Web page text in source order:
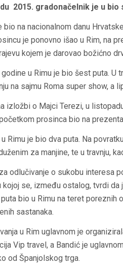
2015. gradonačelnik je u bio
bio na nacionalnom danu
je ponovno išao u Rim, na
kojem je darovao božićno
u Rimu je bio šest puta. U
na sajmu Roma super show, a
izložbi o Majci Terezi, u
prosinca bio na
Rimu je bio dva puta. Na
za manjine, te u travnju,
odlučivanje o sukobu interesa
kojoj se, između ostalog, tvrdi
bio u Rimu na teret poreznih
sastanaka.
u Rim uglavnom je
Vip travel, a Bandić je
od Španjolskog trga.